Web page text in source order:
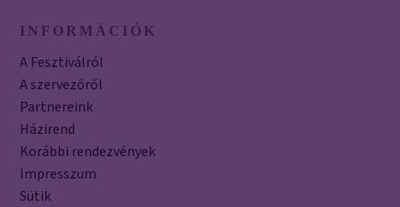
INFORMÁCIÓK
A Fesztiválról
A szervezőről
Partnereink
Házirend
Korábbi rendezvények
Impresszum
Sütik